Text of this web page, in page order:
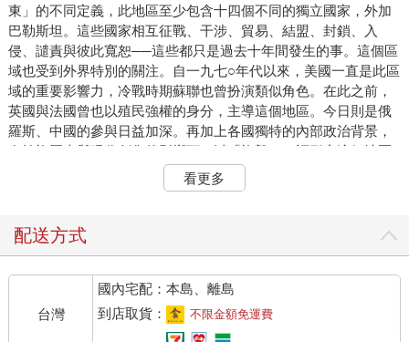
東」的不同定義，此地區至少包含十四個不同的獨立國家，外加
巴勒斯坦。這些國家相互征戰、干涉、貿易、結盟、封鎖、入
侵、譴責與彼此寬恕──這些都只是過去十年間發生的事。這個區
域也受到外界特別的關注。自一九七○年代以來，美國一直是此區
域的重要影響力，冷戰時期蘇聯也曾扮演類似角色。在此之前，
英國與法國曾也以殖民強權的身分，主導這個地區。今日則是俄
羅斯、中國的參與日益加深。再加上各國獨特的內部政治背景，
在繁複歷史與現代創傷的影響下，以「複雜」一詞形容這個地區
本書是為了想理解這種複雜性，並尋求探索起點的讀者而寫。本
採取「衝突」的廣泛定義，不只是敘利亞或葉門這類戰爭，也包
端。我並非暗示中東只能被定義成一個衝突地區，這只是對該地
區的刻板印象，實際上，中東在現代歷史中經歷的戰爭頻率與形
式，跟全球的趨勢一致。儘管如此，二十一世紀，中東暴力衝突
的規模急劇上升，導致此地區占全球戰爭相關死亡人數的比例，
看更多
配送方式
台灣
國內宅配：本島、離島
到店取貨：
不限金額免運費